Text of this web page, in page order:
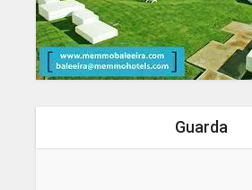
Guarda